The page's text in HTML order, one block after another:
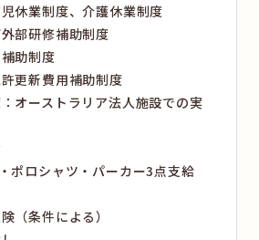
休業制度、介護休業制度
部研修補助制度
助制度
更新費用補助制度
オーストラリア法人施設での実
ポロシャツ・パーカー3点支給
（条件による）